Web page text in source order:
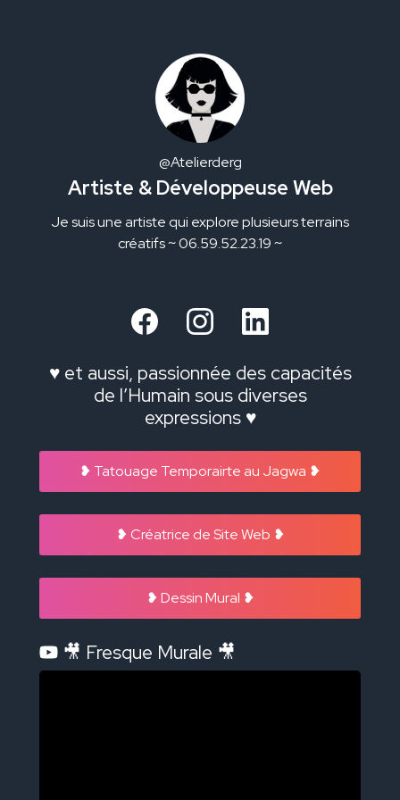
@Atelierderg
Artiste & Développeuse Web
Je suis une artiste qui explore plusieurs terrains
créatifs ~ 06.59.52.23.19 ~
♥️ et aussi, passionnée des capacités
de l’Humain sous diverses
expressions ♥️
❥ Tatouage Temporairte au Jagwa ❥
❥ Créatrice de Site Web ❥
❥ Dessin Mural ❥
🎥 Fresque Murale 🎥